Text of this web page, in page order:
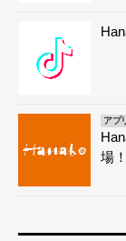
アプ
場！